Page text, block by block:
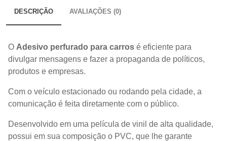
DESCRIÇÃO AVALIAÇÕES (0)
O Adesivo perfurado para carros é eficiente para
divulgar mensagens e fazer a propaganda de políticos,
produtos e empresas.
Com o veículo estacionado ou rodando pela cidade, a
comunicação é feita diretamente com o público.
Desenvolvido em uma película de vinil de alta qualidade,
possui em sua composição o PVC, que lhe garante